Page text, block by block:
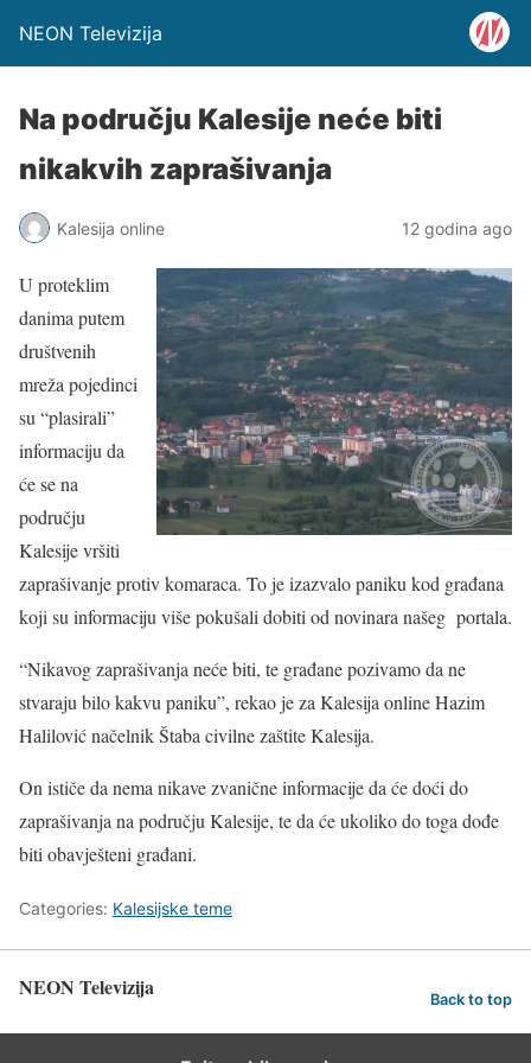
NEON Televizija
Na području Kalesije neće biti
nikakvih zaprašivanja
Kalesija online 12 godina ago
U proteklim
danima putem
društvenih
mreža pojedinci
su “plasirali”
informaciju da
će se na
području
Kalesije vršiti
zaprašivanje protiv komaraca. To je izazvalo paniku kod građana
koji su informaciju više pokušali dobiti od novinara našeg portala.
“Nikavog zaprašivanja neće biti, te građane pozivamo da ne
stvaraju bilo kakvu paniku”, rekao je za Kalesija online Hazim
Halilović načelnik Štaba civilne zaštite Kalesija.
On ističe da nema nikave zvanične informacije da će doći do
zaprašivanja na području Kalesije, te da će ukoliko do toga dođe
biti obavješteni građani.
Categories: Kalesijske teme
NEON Televizija Back to top